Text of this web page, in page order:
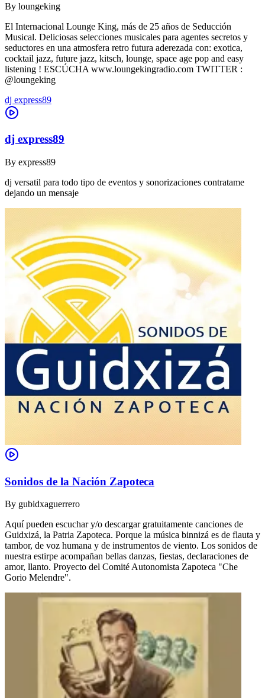
By loungeking
El Internacional Lounge King, más de 25 años de Seducción
Musical. Deliciosas selecciones musicales para agentes secretos y
seductores en una atmosfera retro futura aderezada con: exotica,
cocktail jazz, future jazz, kitsch, lounge, space age pop and easy
listening ! ESCÚCHA www.loungekingradio.com TWITTER :
@loungeking
dj express89
dj express89
By express89
dj versatil para todo tipo de eventos y sonorizaciones contratame
dejando un mensaje
Sonidos de la Nación Zapoteca
By gubidxaguerrero
Aquí pueden escuchar y/o descargar gratuitamente canciones de
Guidxizá, la Patria Zapoteca. Porque la música binnizá es de flauta y
tambor, de voz humana y de instrumentos de viento. Los sonidos de
nuestra estirpe acompañan bellas danzas, fiestas, declaraciones de
amor, llanto. Proyecto del Comité Autonomista Zapoteca "Che
Gorio Melendre".